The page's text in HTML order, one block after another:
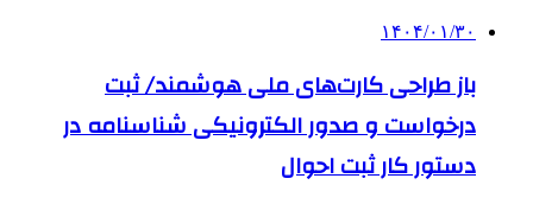
۱۴۰۴/۰۱/۳۰
باز طراحی کارت‌های ملی هوشمند/ ثبت
درخواست و صدور الکترونیکی شناسنامه در
دستور کار ثبت احوال